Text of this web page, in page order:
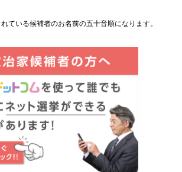
ている候補者のお名前の五十音順になります。